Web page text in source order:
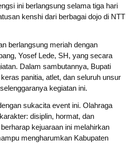
ini berlangsung selama tiga hari
kenshi dari berbagai dojo di NTT
berlangsung meriah dengan
Yosef Lede, SH, yang secara
Dalam sambutannya, Bupati
panitia, atlet, dan seluruh unsur
kegiatan ini.
sukacita event ini. Olahraga
disiplin, hormat, dan
kejuaraan ini melahirkan
mengharumkan Kabupaten